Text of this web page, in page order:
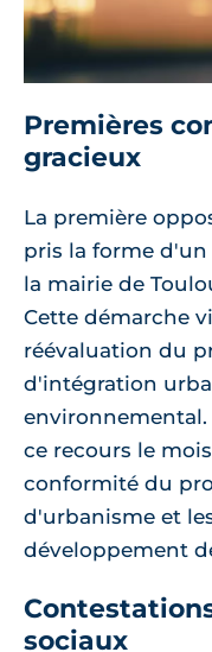
Premières
gracieux
La première
pris la forme d'un
la mairie de
Cette démarche
réévaluation du
d'intégration
environnemental.
ce recours le
conformité du
d'urbanisme et
développement
sociaux